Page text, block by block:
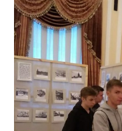
Документы
Образование
Образовательные
Руководство
Педагогический
Материально-
оснащенность
Доступная среда